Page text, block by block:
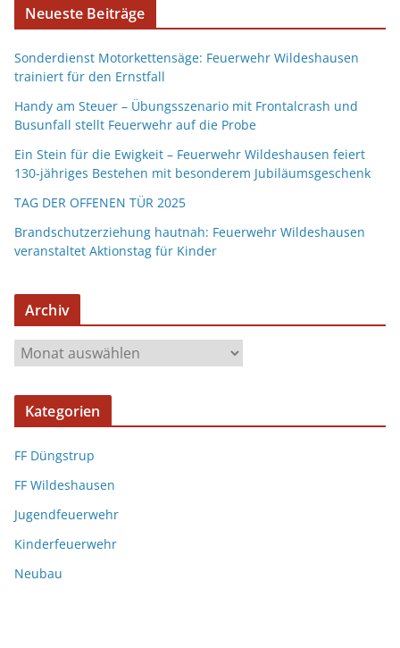
Neueste Beiträge
Sonderdienst Motorkettensäge: Feuerwehr Wildeshausen
trainiert für den Ernstfall
Handy am Steuer – Übungsszenario mit Frontalcrash und
Busunfall stellt Feuerwehr auf die Probe
Ein Stein für die Ewigkeit – Feuerwehr Wildeshausen feiert
130-jähriges Bestehen mit besonderem Jubiläumsgeschenk
TAG DER OFFENEN TÜR 2025
Brandschutzerziehung hautnah: Feuerwehr Wildeshausen
veranstaltet Aktionstag für Kinder
Archiv
Kategorien
FF Düngstrup
FF Wildeshausen
Jugendfeuerwehr
Kinderfeuerwehr
Neubau